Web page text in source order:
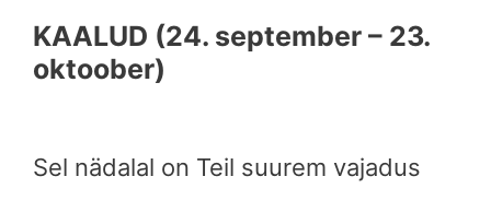
KAALUD (24. september – 23.
oktoober)
Sel nädalal on Teil suurem vajadus